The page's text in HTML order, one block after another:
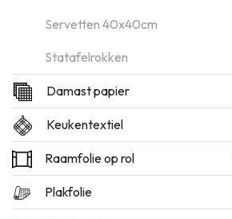
Servetten 40x40cm
Statafelrokken
Damast papier
Keukentextiel
Raamfolie op rol
Plakfolie